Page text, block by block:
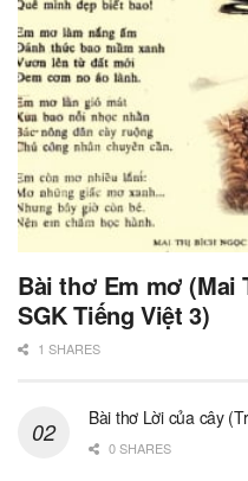
Bài thơ Em mơ (Mai
SGK Tiếng Việt 3)
1 SHARES
Bài thơ Lời của cây
0 SHARES